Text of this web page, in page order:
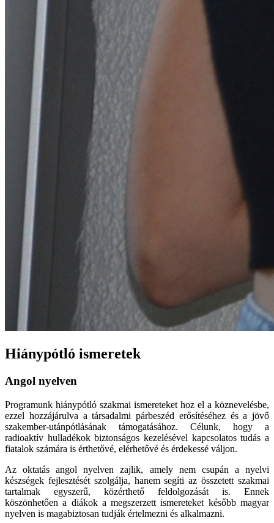
Hiánypótló ismeretek
Angol nyelven
Programunk hiánypótló szakmai ismereteket hoz el a köznevelésbe,
ezzel hozzájárulva a társadalmi párbeszéd erősítéséhez és a jövő
szakember-utánpótlásának támogatásához. Célunk, hogy a
radioaktív hulladékok biztonságos kezelésével kapcsolatos tudás a
fiatalok számára is érthetővé, elérhetővé és érdekessé váljon.
Az oktatás angol nyelven zajlik, amely nem csupán a nyelvi
készségek fejlesztését szolgálja, hanem segíti az összetett szakmai
tartalmak egyszerű, közérthető feldolgozását is. Ennek
köszönhetően a diákok a megszerzett ismereteket később magyar
nyelven is magabiztosan tudják értelmezni és alkalmazni.